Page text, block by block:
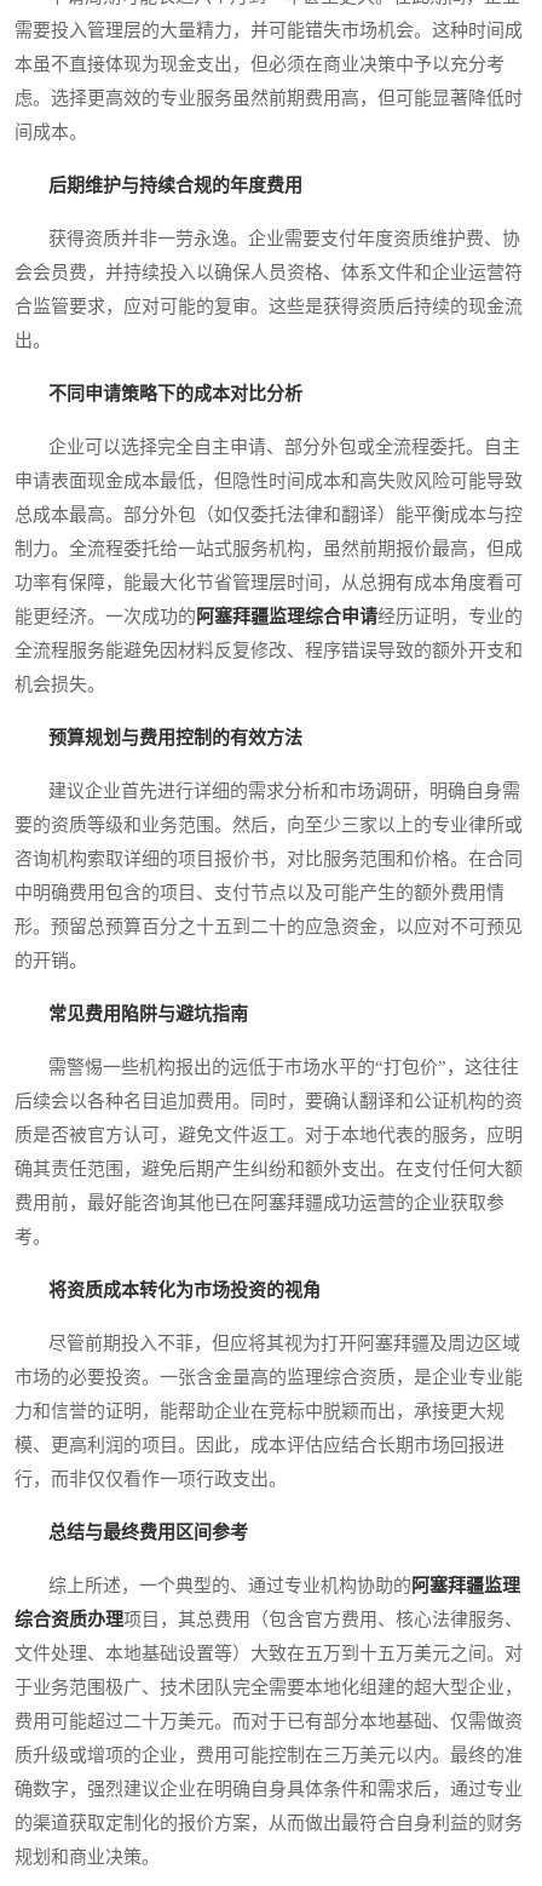
需要投入管理层的大量精力，并可能错失市场机会。这种时间成
本虽不直接体现为现金支出，但必须在商业决策中予以充分考
虑。选择更高效的专业服务虽然前期费用高，但可能显著降低时
间成本。
后期维护与持续合规的年度费用
获得资质并非一劳永逸。企业需要支付年度资质维护费、协
会会员费，并持续投入以确保人员资格、体系文件和企业运营符
合监管要求，应对可能的复审。这些是获得资质后持续的现金流
出。
不同申请策略下的成本对比分析
企业可以选择完全自主申请、部分外包或全流程委托。自主
申请表面现金成本最低，但隐性时间成本和高失败风险可能导致
总成本最高。部分外包（如仅委托法律和翻译）能平衡成本与控
制力。全流程委托给一站式服务机构，虽然前期报价最高，但成
功率有保障，能最大化节省管理层时间，从总拥有成本角度看可
能更经济。一次成功的阿塞拜疆监理综合申请经历证明，专业的
全流程服务能避免因材料反复修改、程序错误导致的额外开支和
机会损失。
预算规划与费用控制的有效方法
建议企业首先进行详细的需求分析和市场调研，明确自身需
要的资质等级和业务范围。然后，向至少三家以上的专业律所或
咨询机构索取详细的项目报价书，对比服务范围和价格。在合同
中明确费用包含的项目、支付节点以及可能产生的额外费用情
形。预留总预算百分之十五到二十的应急资金，以应对不可预见
的开销。
常见费用陷阱与避坑指南
需警惕一些机构报出的远低于市场水平的“打包价”，这往往
后续会以各种名目追加费用。同时，要确认翻译和公证机构的资
质是否被官方认可，避免文件返工。对于本地代表的服务，应明
确其责任范围，避免后期产生纠纷和额外支出。在支付任何大额
费用前，最好能咨询其他已在阿塞拜疆成功运营的企业获取参
考。
将资质成本转化为市场投资的视角
尽管前期投入不菲，但应将其视为打开阿塞拜疆及周边区域
市场的必要投资。一张含金量高的监理综合资质，是企业专业能
力和信誉的证明，能帮助企业在竞标中脱颖而出，承接更大规
模、更高利润的项目。因此，成本评估应结合长期市场回报进
行，而非仅仅看作一项行政支出。
总结与最终费用区间参考
综上所述，一个典型的、通过专业机构协助的阿塞拜疆监理
综合资质办理项目，其总费用（包含官方费用、核心法律服务、
文件处理、本地基础设置等）大致在五万到十五万美元之间。对
于业务范围极广、技术团队完全需要本地化组建的超大型企业，
费用可能超过二十万美元。而对于已有部分本地基础、仅需做资
质升级或增项的企业，费用可能控制在三万美元以内。最终的准
确数字，强烈建议企业在明确自身具体条件和需求后，通过专业
的渠道获取定制化的报价方案，从而做出最符合自身利益的财务
规划和商业决策。